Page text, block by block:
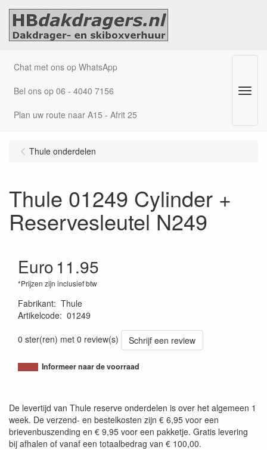
Chat met ons op WhatsApp
Bel ons op 06 - 4040 7156
Plan uw route naar A15 - Afrit 25
Menu
Thule onderdelen
Thule 01249 Cylinder +
Reservesleutel N249
Euro11.95
*Prijzen zijn inclusief btw
Fabrikant: Thule
Artikelcode: 01249
0 ster(ren) met 0 review(s)
Schrijf een review
Informeer naar de voorraad
De levertijd van Thule reserve onderdelen is over het algemeen 1
week. De verzend- en bestelkosten zijn € 6,95 voor een
brievenbuszending en € 9,95 voor een pakketje. Gratis levering
bij afhalen of vanaf een totaalbedrag van € 100,00.